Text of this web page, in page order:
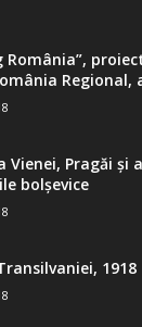
România”,
Regional,
Vienei, Pragăi şi
bolşevice
1918